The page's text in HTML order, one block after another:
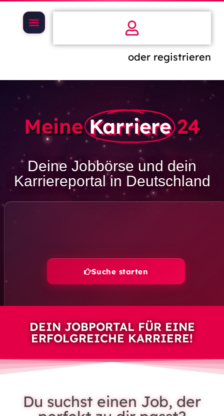
oder registrieren
Meine Karriere 24
Deine Jobbörse und dein
Karriereportal in Deutschland
Suche starten
DEIN JOBPORTAL FÜR EINE
ERFOLGREICHE KARRIERE!
Du suchst einen Job, der